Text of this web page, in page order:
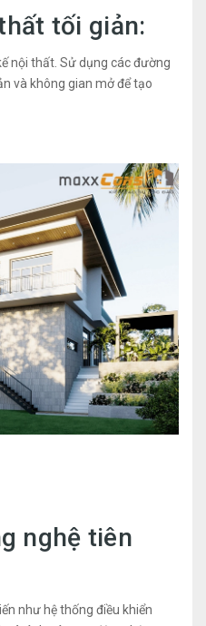
tối giản:
nội thất. Sử dụng các đường
và không gian mở để tạo
nghệ tiên
như hệ thống điều khiển